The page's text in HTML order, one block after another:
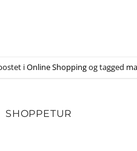
iOnline Shoppingog tagged
SHOPPETUR